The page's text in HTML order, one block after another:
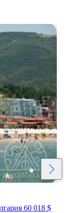
60 018 $